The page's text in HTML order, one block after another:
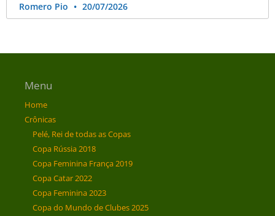
Romero Pio 20/07/2026
Menu
Home
Crônicas
Pelé, Rei de todas as Copas
Copa Rússia 2018
Copa Feminina França 2019
Copa Catar 2022
Copa Feminina 2023
Copa do Mundo de Clubes 2025